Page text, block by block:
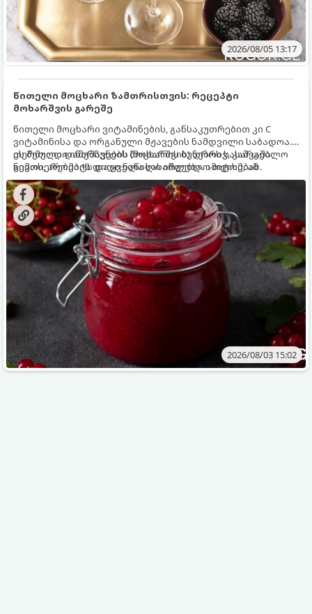
2026/08/05 13:17
წითელი მოცხარი ზამთრისთვის: რეცეპტი
მოხარშვის გარეშე
წითელი მოცხარი ვიტამინების, განსაკუთრებით კი C
ვიტამინისა და ორგანული მჟავების ნამდვილი საბადოა.
თერმული დამუშავების (მოხარშვის) დროს სასარგებლო
ნივთიერებების დიდი ნაწილი იშლება. ამიტომ, ამ
კენკრის ზამთრისთვის შესანახად საუკეთესო გზა
„ცოცხალი ჯემის“ მომზადებაა - მოხარშვის გარეშე.
ეს მეთოდი ინარჩუნებს მოცხარის ბუნებრივ, კაშკაშა
გემოს, არომატს და ყველა სასარგებლო თვისებას.
2026/08/03 15:02